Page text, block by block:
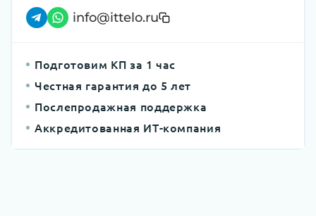
info@ittelo.ru
Подготовим КП за 1 час
Честная гарантия до 5 лет
Послепродажная поддержка
Аккредитованная ИТ-компания